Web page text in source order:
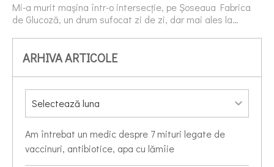
Mi-a murit mașina într-o intersecție, pe Șoseaua Fabrica
de Glucoză, un drum sufocat zi de zi, dar mai ales la…
ARHIVA ARTICOLE
Am întrebat un medic despre 7 mituri legate de
vaccinuri, antibiotice, apa cu lămîie